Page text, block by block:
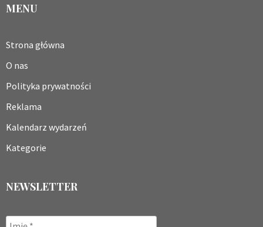
MENU
Strona główna
O nas
Polityka prywatności
Reklama
Kalendarz wydarzeń
Kategorie
NEWSLETTER